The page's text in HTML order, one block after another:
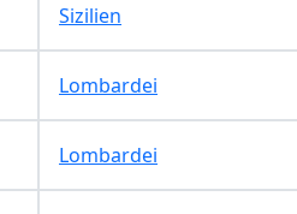
Sizilien
Lombardei
Lombardei